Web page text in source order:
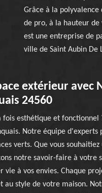
Grâce à la polyvalence
de pro, à la hauteur de
est une entreprise de
ville de Saint Aubin De
extérieur avec
24560
esthétique et fonctionnel
Notre équipe d'experts
verts. Que vous
notre savoir-faire à votre
vie à vos envies. Chaque
style de votre maison.